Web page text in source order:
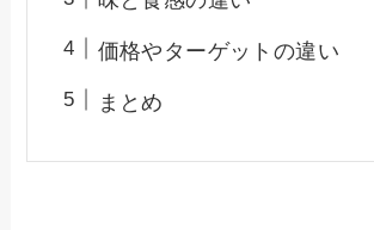
価格やターゲットの違い
まとめ